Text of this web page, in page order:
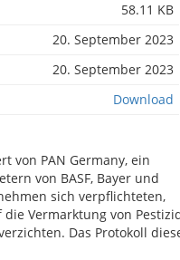
58.11 KB
20. September 2023
20. September 2023
Download
von PAN Germany, ein
von BASF, Bayer und
sich verpflichteten,
Vermarktung von
Das Protokoll